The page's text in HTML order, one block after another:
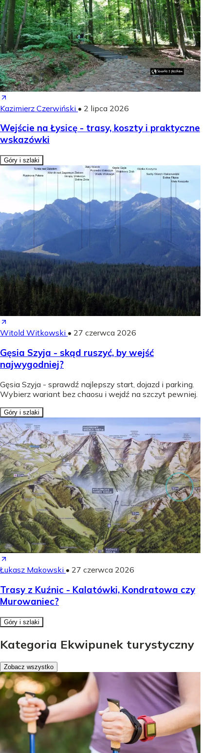
Kazimierz Czerwiński • 2 lipca 2026
Wejście na Łysicę - trasy, koszty i praktyczne
wskazówki
Góry i szlaki
Witold Witkowski • 27 czerwca 2026
Gęsia Szyja - skąd ruszyć, by wejść
najwygodniej?
Gęsia Szyja - sprawdź najlepszy start, dojazd i parking.
Wybierz wariant bez chaosu i wejdź na szczyt pewniej.
Góry i szlaki
Łukasz Makowski • 27 czerwca 2026
Trasy z Kuźnic - Kalatówki, Kondratowa czy
Murowaniec?
Góry i szlaki
Kategoria Ekwipunek turystyczny
Zobacz wszystko